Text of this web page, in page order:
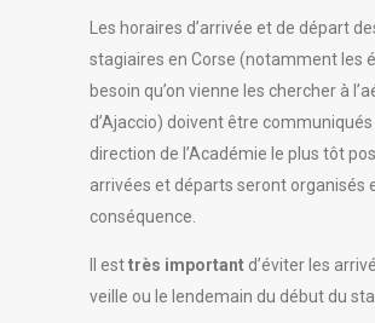
Les horaires d’arrivée et de départ
stagiaires en Corse (notamment les
besoin qu’on vienne les chercher à
d’Ajaccio) doivent être communiqués
direction de l’Académie le plus tôt
arrivées et départs seront organisés
conséquence.
Il esttrès important d’éviter les
veille ou le lendemain du début du